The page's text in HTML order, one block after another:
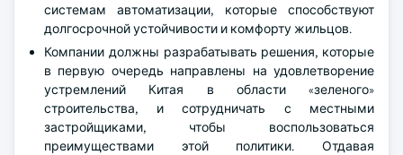
системам автоматизации, которые способствуют
долгосрочной устойчивости и комфорту жильцов.
Компании должны разрабатывать решения, которые
в первую очередь направлены на удовлетворение
устремлений Китая в области «зеленого»
строительства, и сотрудничать с местными
застройщиками, чтобы воспользоваться
преимуществами этой политики. Отдавая